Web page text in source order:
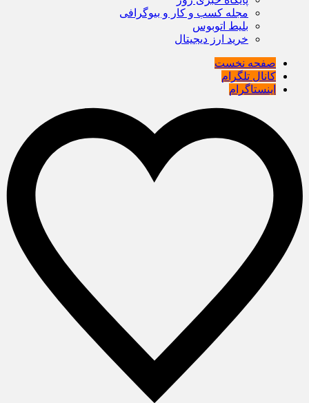
مجله کسب و کار و بیوگرافی
بلیط اتوبوس
خرید ارز دیجیتال
صفحه نخست
کانال تلگرام
اینستاگرام